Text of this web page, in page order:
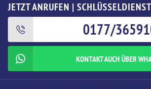
JETZT ANRUFEN |
0177/
KONTAKT AUCH ÜBER